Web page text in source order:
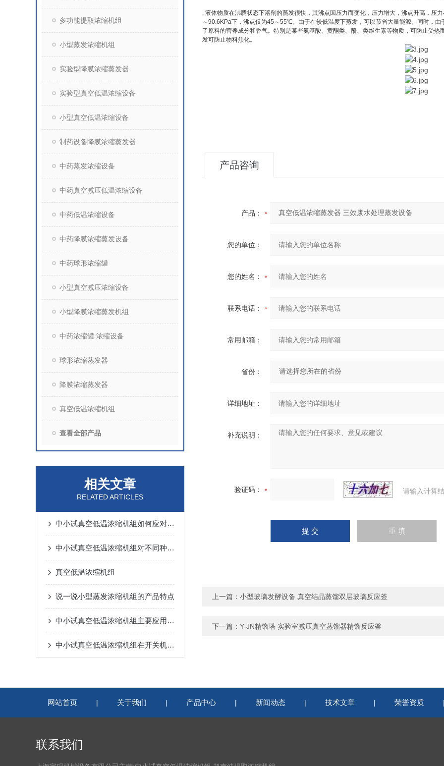
多功能提取浓缩机组
小型蒸发浓缩机组
实验型降膜浓缩蒸发器
实验型真空低温浓缩设备
小型真空低温浓缩设备
制药设备降膜浓缩蒸发器
中药蒸发浓缩设备
中药真空减压低温浓缩设备
中药低温浓缩设备
中药降膜浓缩蒸发设备
中药球形浓缩罐
小型真空减压浓缩设备
小型降膜浓缩蒸发机组
中药浓缩罐 浓缩设备
球形浓缩蒸发器
降膜浓缩蒸发器
真空低温浓缩机组
查看全部产品
相关文章
RELATED ARTICLES
中小试真空低温浓缩机组如何应对高黏度、易氧化物料？
中小试真空低温浓缩机组对不同种类物料的浓缩效果如何？
真空低温浓缩机组
说一说小型蒸发浓缩机组的产品特点
中小试真空低温浓缩机组主要应用在哪些领域？
中小试真空低温浓缩机组在开关机时应该注意什么？
, 液体物质在沸腾状态下溶剂的蒸发很快，其沸点因压力而变化，压力增大，沸点升高，
～90.6KPa下，沸点仅为45～55℃。由于在较低温度下蒸发，可以节省大量能源。同时，
了原料的营养成分和香气。特别是某些氨基酸、黄酮类、酚、类维生素等物质，可防止受
发可防止物料焦化。
产品咨询
产品：
您的单位：
您的姓名：
联系电话：
常用邮箱：
省份：
详细地址：
补充说明：
验证码： 请输入计算
上一篇： 小型玻璃发酵设备 真空结晶蒸馏双层玻璃反应釜
下一篇： Y-JN精馏塔 实验室减压真空蒸馏器精馏反应釜
网站首页 | 关于我们 | 产品中心 | 新闻动态 | 技术文章 | 荣誉资质
联系我们